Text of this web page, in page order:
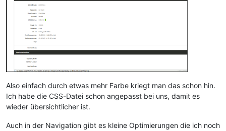
Also einfach durch etwas mehr Farbe kriegt man das schon hin.
Ich habe die CSS-Datei schon angepasst bei uns, damit es
wieder übersichtlicher ist.
Auch in der Navigation gibt es kleine Optimierungen die ich noch